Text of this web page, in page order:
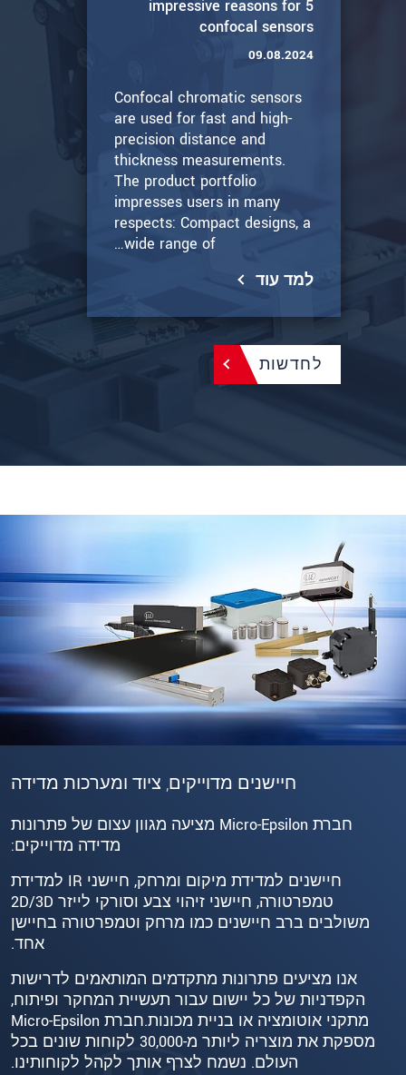
5 impressive reasons for
confocal sensors
09.08.2024
Confocal chromatic sensors
are used for fast and high-
precision distance and
thickness measurements.
The product portfolio
impresses users in many
respects: Compact designs, a
wide range of…
למד עוד
לחדשות
חיישנים מדוייקים, ציוד ומערכות מדידה
חברת Micro-Epsilon מציעה מגוון עצום של פתרונות
מדידה מדוייקים:
חיישנים למדידת מיקום ומרחק, חיישני IR למדידת
טמפרטורה, חיישני זיהוי צבע וסורקי לייזר 2D/3D
משולבים ברב חיישנים כמו מרחק וטמפרטורה בחיישן
אחד.
אנו מציעים פתרונות מתקדמים המותאמים לדרישות
הקפדניות של כל יישום עבור תעשיית המחקר ופיתוח,
מתקני אוטומציה או בניית מכונות.חברת Micro-Epsilon
מספקת את מוצריה ליותר מ-30,000 לקוחות שונים בכל
העולם. נשמח לצרף אותך לקהל לקוחותינו.